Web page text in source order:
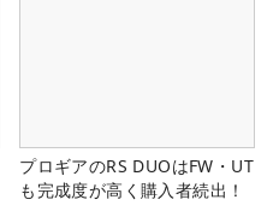
プロギアのRS DUOはFW・UT
も完成度が高く購入者続出！